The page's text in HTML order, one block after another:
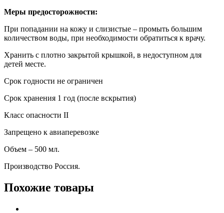
Меры предосторожности:
При попадании на кожу и слизистые – промыть большим
количеством воды, при необходимости обратиться к врачу.
Хранить с плотно закрытой крышкой, в недоступном для
детей месте.
Срок годности не ограничен
Срок хранения 1 год (после вскрытия)
Класс опасности II
Запрещено к авиаперевозке
Объем – 500 мл.
Производство Россия.
Похожие товары